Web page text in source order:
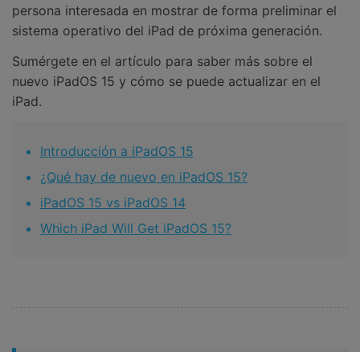
persona interesada en mostrar de forma preliminar el
sistema operativo del iPad de próxima generación.
Sumérgete en el artículo para saber más sobre el
nuevo iPadOS 15 y cómo se puede actualizar en el
iPad.
Introducción a iPadOS 15
¿Qué hay de nuevo en iPadOS 15?
iPadOS 15 vs iPadOS 14
Which iPad Will Get iPadOS 15?